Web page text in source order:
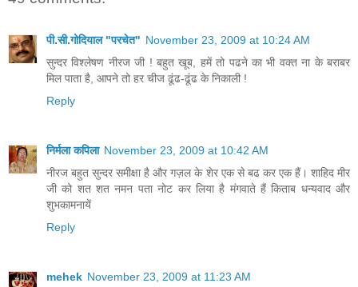
पी.सी.गोदियाल "परचेत" November 23, 2009 at 10:24 AM
सुन्दर विश्लेषण नीरज जी ! बहुत खूब, हमें तो पढने का भी वक्त ना के बराबर
मिल पाता है, आपने तो हर चीज ढूंढ-ढूंढ के निकाली !
Reply
निर्मला कपिला November 23, 2009 at 10:42 AM
नीरज बहुत सुन्दर समीक्षा है और गज़ल के शेर एक से बढ कर एक हैं। शाहिद मीर
जी को शत शत नमन पता नोट कर लिया है मंगवाते हैं किताब धन्यवाद और
शुभकामनायें
Reply
mehek November 23, 2009 at 11:23 AM